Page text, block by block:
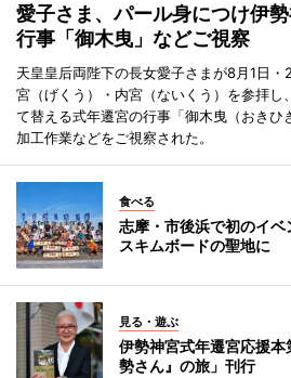
愛子さま、パール身につけ伊
行事「御木曳」などご視察
天皇皇后両陛下の長女愛子さまが8月1日
宮（げくう）・内宮（ないくう）を参拝し
て替える式年遷宮の行事「御木曳（おきひ
加工作業などをご視察された。
食べる
志摩・市後浜で初のイ
スキムボードの聖地に
見る・遊ぶ
伊勢神宮式年遷宮応援
勢さん』の旅」刊行